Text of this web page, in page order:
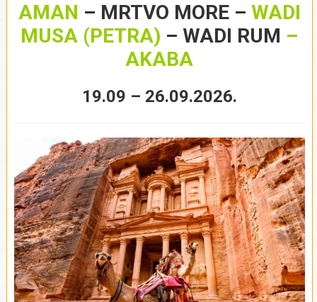
AMAN – MRTVO MORE – WADI
MUSA (PETRA) – WADI RUM –
AKABA
19.09 – 26.09.2026.